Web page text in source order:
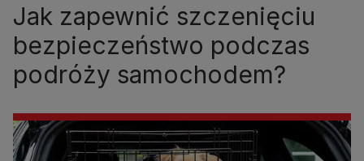
Jak zapewnić szczenięciu
bezpieczeństwo podczas
podróży samochodem?